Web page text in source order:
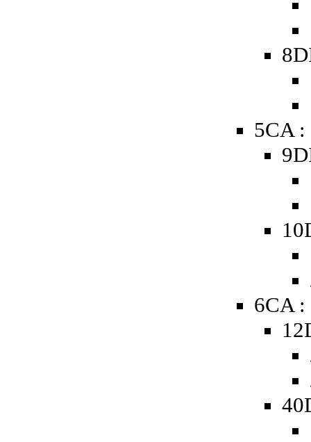
5CA
6CA :